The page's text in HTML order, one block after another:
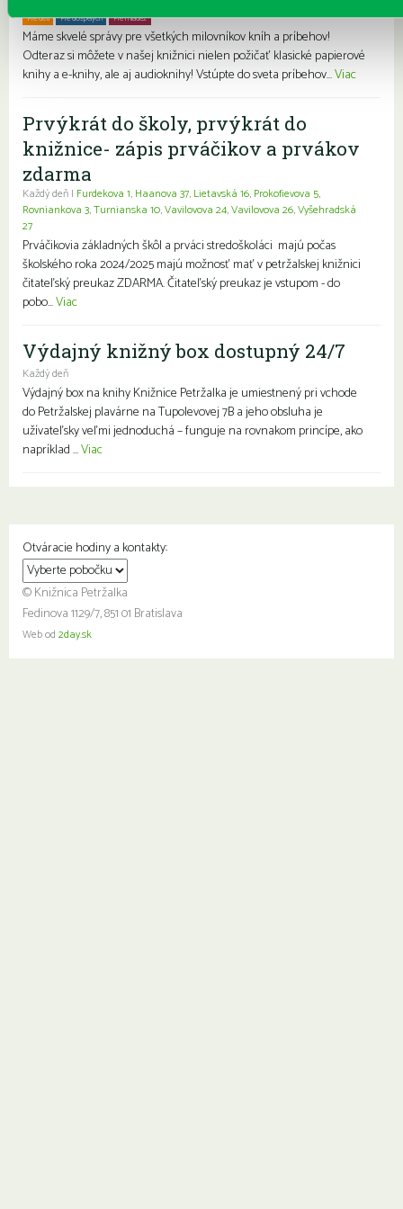
Pre deti Pre dospelých Pre mládež Rodiny s deťmi Seniori Znevýhodnení
Máme skvelé správy pre všetkých milovníkov kníh a príbehov!
Odteraz si môžete v našej knižnici nielen požičať klasické papierové
knihy a e-knihy, ale aj audioknihy! Vstúpte do sveta príbehov...Viac
Prvýkrát do školy, prvýkrát do
knižnice- zápis prváčikov a prvákov
zdarma
Každý deň | Furdekova 1, Haanova 37, Lietavská 16, Prokofievova 5,
Rovniankova 3,Turnianska 10,Vavilovova 24,Vavilovova 26,Vyšehradská
27
Prváčikovia základných škôl a prváci stredoškoláci majú počas
školského roka 2024/2025 majú možnosť mať v petržalskej knižnici
čitateľský preukaz ZDARMA. Čitateľský preukaz je vstupom - do
pobo...Viac
Výdajný knižný box dostupný 24/7
Každý deň
Výdajný box na knihy Knižnice Petržalka je umiestnený pri vchode
do Petržalskej plavárne na Tupolevovej 7B a jeho obsluha je
užívateľsky veľmi jednoduchá – funguje na rovnakom princípe, ako
napríklad ...Viac
Otváracie hodiny a kontakty:
© Knižnica Petržalka
Fedinova 1129/7, 851 01 Bratislava
Web od 2day.sk